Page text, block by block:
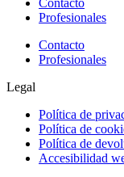
Contacto
Profesionales
Contacto
Profesionales
Legal
Política de
Política de
Política de
Accesibilidad